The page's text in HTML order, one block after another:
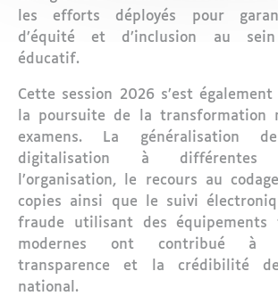
les efforts déployés pour
d’équité et d’inclusion au
éducatif.
Cette session 2026 s’est
la poursuite de la transformation
examens. La généralisation
digitalisation à
l’organisation, le recours au
copies ainsi que le suivi
fraude utilisant des équipements
modernes ont contribué à
transparence et la crédibilité
national.